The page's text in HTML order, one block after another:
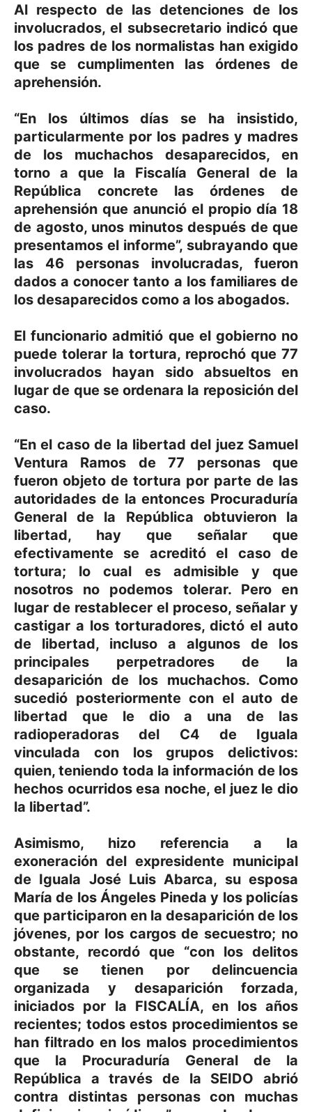
Al respecto de las detenciones de los
involucrados, el subsecretario indicó que
los padres de los normalistas han exigido
que se cumplimenten las órdenes de
aprehensión.
“En los últimos días se ha insistido,
particularmente por los padres y madres
de los muchachos desaparecidos, en
torno a que la Fiscalía General de la
República concrete las órdenes de
aprehensión que anunció el propio día 18
de agosto, unos minutos después de que
presentamos el informe”, subrayando que
las 46 personas involucradas, fueron
dados a conocer tanto a los familiares de
los desaparecidos como a los abogados.
El funcionario admitió que el gobierno no
puede tolerar la tortura, reprochó que 77
involucrados hayan sido absueltos en
lugar de que se ordenara la reposición del
caso.
“En el caso de la libertad del juez Samuel
Ventura Ramos de 77 personas que
fueron objeto de tortura por parte de las
autoridades de la entonces Procuraduría
General de la República obtuvieron la
libertad, hay que señalar que
efectivamente se acreditó el caso de
tortura; lo cual es admisible y que
nosotros no podemos tolerar. Pero en
lugar de restablecer el proceso, señalar y
castigar a los torturadores, dictó el auto
de libertad, incluso a algunos de los
principales perpetradores de la
desaparición de los muchachos. Como
sucedió posteriormente con el auto de
libertad que le dio a una de las
radioperadoras del C4 de Iguala
vinculada con los grupos delictivos:
quien, teniendo toda la información de los
hechos ocurridos esa noche, el juez le dio
la libertad”.
Asimismo, hizo referencia a la
exoneración del expresidente municipal
de Iguala José Luis Abarca, su esposa
María de los Ángeles Pineda y los policías
que participaron en la desaparición de los
jóvenes, por los cargos de secuestro; no
obstante, recordó que “con los delitos
que se tienen por delincuencia
organizada y desaparición forzada,
iniciados por la FISCALÍA, en los años
recientes; todos estos procedimientos se
han filtrado en los malos procedimientos
que la Procuraduría General de la
República a través de la SEIDO abrió
contra distintas personas con muchas